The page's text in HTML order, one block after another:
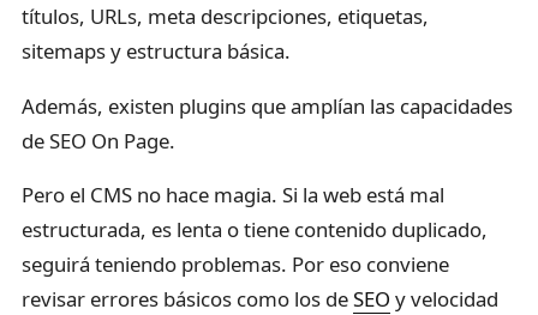
títulos, URLs, meta descripciones, etiquetas,
sitemaps y estructura básica.
Además, existen plugins que amplían las capacidades
de SEO On Page.
Pero el CMS no hace magia. Si la web está mal
estructurada, es lenta o tiene contenido duplicado,
seguirá teniendo problemas. Por eso conviene
revisar errores básicos como los deSEO y velocidad